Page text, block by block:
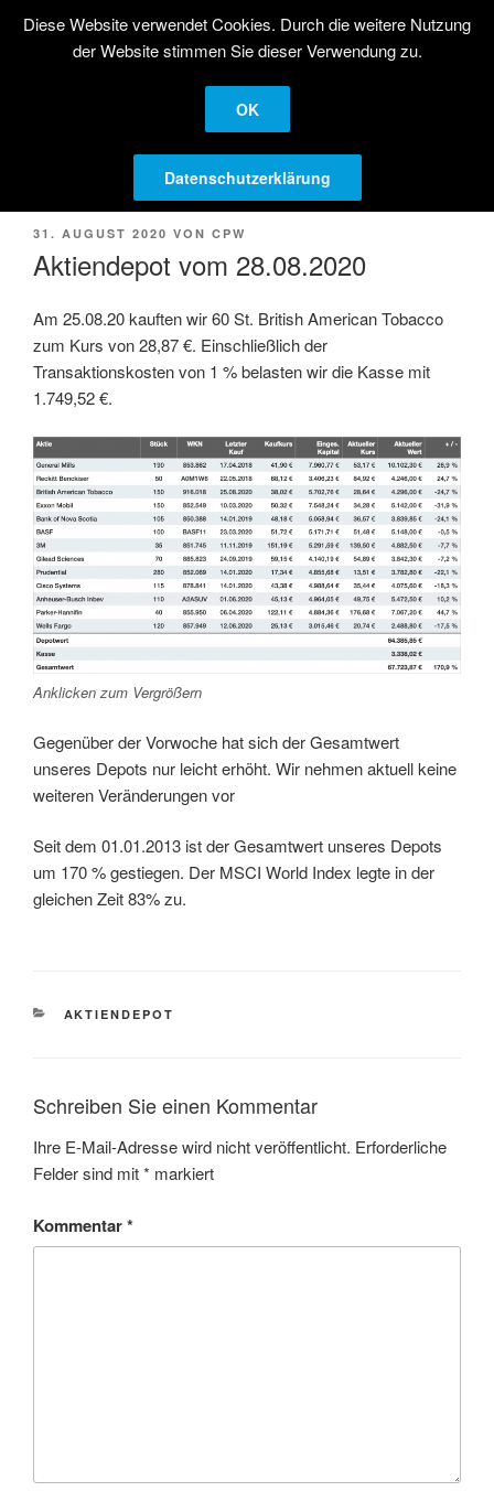
InhaltSTRATEGISCHE
AKTIENANLAGE
Langfristige Kapitalanlage in Aktien
Menü
VERÖFFENTLICHT
31. AUGUST 2020 VON CPW
Aktiendepot vom 28.08.2020
Am 25.08.20 kauften wir 60 St. British American Tobacco
zum Kurs von 28,87 €. Einschließlich der
Transaktionskosten von 1 % belasten wir die Kasse mit
1.749,52 €.
Anklicken zum Vergrößern
Gegenüber der Vorwoche hat sich der Gesamtwert
unseres Depots nur leicht erhöht. Wir nehmen aktuell keine
weiteren Veränderungen vor
Seit dem 01.01.2013 ist der Gesamtwert unseres Depots
um 170 % gestiegen. Der MSCI World Index legte in der
gleichen Zeit 83% zu.
KATEGORIEN
AKTIENDEPOT
Schreiben Sie einen Kommentar
Ihre E-Mail-Adresse wird nicht veröffentlicht. Erforderliche
Felder sind mit* markiert
Kommentar*
Diese Website verwendet Cookies. Durch die weitere Nutzung
der Website stimmen Sie dieser Verwendung zu.
OK
Datenschutzerklärung